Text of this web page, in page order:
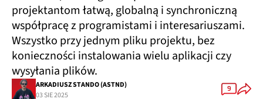
projektantom łatwą, globalną i synchroniczną
współpracę z programistami i interesariuszami.
Wszystko przy jednym pliku projektu, bez
konieczności instalowania wielu aplikacji czy
wysyłania plików.
ARKADIUSZ STANDO (ASTND)
03 SIE 2025
9